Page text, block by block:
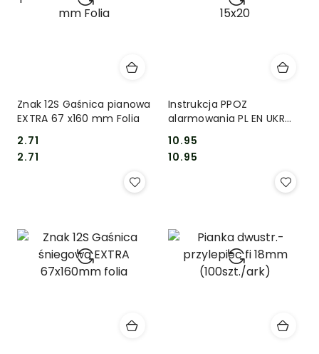
Znak 12S Gaśnica pianowa
EXTRA 67 x160 mm Folia
Cena:
2.71
Cena:
2.71
Instrukcja PPOZ
alarmowania PL EN UKR
15x20
Cena:
10.95
Cena:
10.95